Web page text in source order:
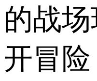
的战
开冒